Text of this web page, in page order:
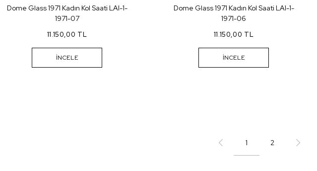
Dome Glass 1971 Kadın Kol Saati LAI-1-
1971-07
11.150,00 TL
İNCELE
Dome Glass 1971 Kadın Kol Saati LAI-1-
1971-06
11.150,00 TL
İNCELE
1 2